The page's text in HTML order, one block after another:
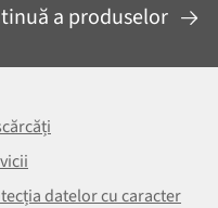
a produselor
datelor cu caracter